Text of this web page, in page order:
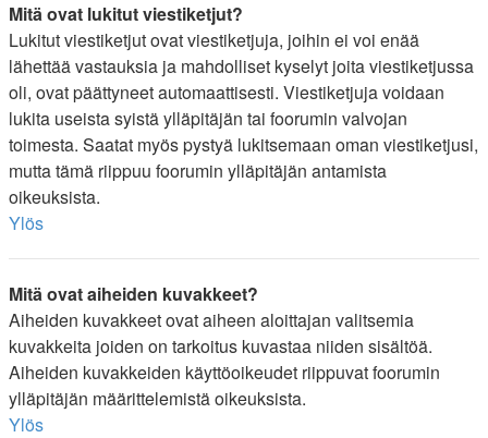
Mitä ovat lukitut viestiketjut?
Lukitut viestiketjut ovat viestiketjuja, joihin ei voi enää
lähettää vastauksia ja mahdolliset kyselyt joita viestiketjussa
oli, ovat päättyneet automaattisesti. Viestiketjuja voidaan
lukita useista syistä ylläpitäjän tai foorumin valvojan
toimesta. Saatat myös pystyä lukitsemaan oman viestiketjusi,
mutta tämä riippuu foorumin ylläpitäjän antamista
oikeuksista.
Ylös
Mitä ovat aiheiden kuvakkeet?
Aiheiden kuvakkeet ovat aiheen aloittajan valitsemia
kuvakkeita joiden on tarkoitus kuvastaa niiden sisältöä.
Aiheiden kuvakkeiden käyttöoikeudet riippuvat foorumin
ylläpitäjän määrittelemistä oikeuksista.
Ylös